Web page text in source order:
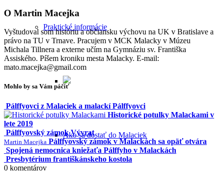
Praktické informácie
Ako sa dostať do Malaciek
O Martin Macejka
Vyštudoval som históriu a občiansku výchovu na UK v Bratislave a
právo na TU v Trnave. Pracujem v MCK Malacky v Múzeu
Michala Tillnera a externe učím na Gymnáziu sv. Františka
Assiského. Píšem kroniku mesta Malacky. E-mail:
mato.macejka@gmail.com
Mohlo by sa Vám páčiť
Pálffyovci z Malaciek a malackí Pálffyovci
Historické potulky Malackami v
lete 2019
Pálffyovský zámok Vývrat
Martin Macejka Pálffyovský zámok v Malackách sa opäť otvára
Spojená nemocnica kniežaťa Pálffyho v Malackách
Presbytérium františkánskeho kostola
0 komentárov